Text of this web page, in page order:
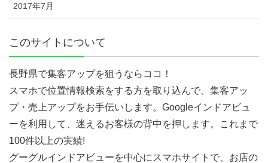
2017年7月
このサイトについて
長野県で集客アップを狙うならココ！
スマホで位置情報検索をする方を取り込んで、集客アッ
プ・売上アップをお手伝いします。Googleインドアビュ
ーを利用して、迷えるお客様の背中を押します。これまで
100件以上の実績!
グーグルインドアビューを中心にスマホサイトで、お店の